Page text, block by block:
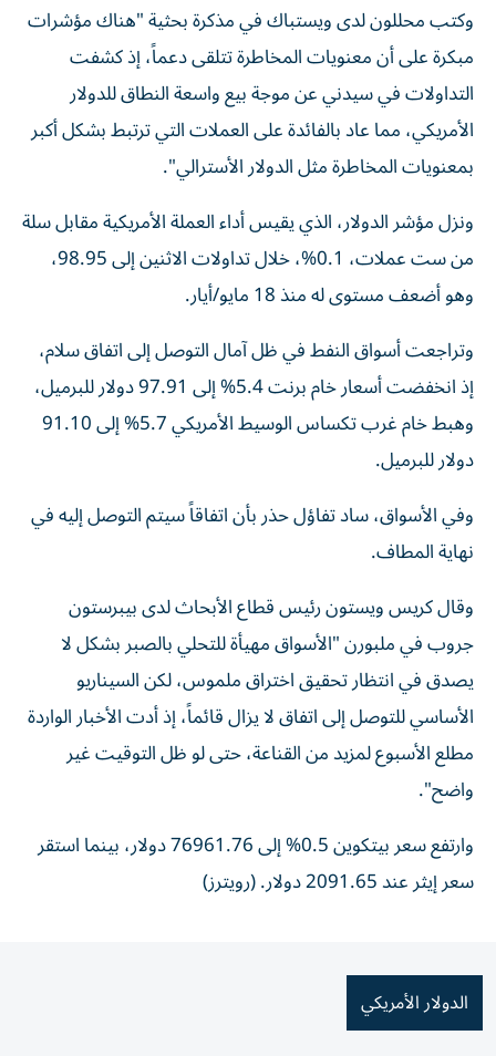
وكتب محللون لدى ويستباك في مذكرة بحثية "هناك مؤشرات
مبكرة على أن معنويات المخاطرة تتلقى دعماً، إذ كشفت
التداولات في سيدني عن موجة بيع واسعة النطاق للدولار
الأمريكي، مما عاد بالفائدة على العملات التي ترتبط بشكل أكبر
بمعنويات المخاطرة مثل الدولار الأسترالي".
ونزل مؤشر الدولار، الذي يقيس أداء العملة الأمريكية مقابل سلة
من ​ست عملات، 0.1%، خلال تداولات الاثنين إلى 98.95،
وهو أضعف مستوى له ‌منذ 18 مايو/أيار.
وتراجعت أسواق النفط في ظل آمال التوصل إلى اتفاق سلام،
إذ انخفضت أسعار خام برنت 5.4% إلى 97.91 دولار للبرميل،
وهبط خام غرب ⁠تكساس الوسيط الأمريكي 5.7% إلى 91.10
دولار للبرميل.
وفي الأسواق، ساد تفاؤل حذر بأن اتفاقاً سيتم التوصل ‌إليه في
نهاية المطاف.
وقال كريس ويستون رئيس قطاع الأبحاث لدى بيبرستون
جروب في ملبورن "الأسواق مهيأة للتحلي بالصبر بشكل لا
يصدق في انتظار تحقيق اختراق ⁠ملموس، لكن السيناريو
الأساسي للتوصل إلى اتفاق لا يزال قائماً، إذ أدت ​الأخبار الواردة
مطلع الأسبوع لمزيد من القناعة، حتى لو ظل التوقيت غير
واضح".
وارتفع سعر بيتكوين 0.5% إلى 76961.76 دولار، بينما استقر
سعر إيثر ⁠عند 2091.65 دولار. (رويترز)
الدولار الأمريكي